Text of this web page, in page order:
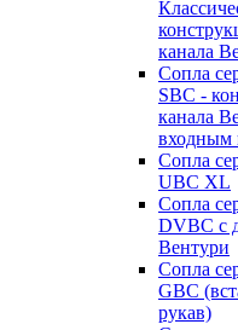
канала
Сопла
SBC -
канала
входным
Сопла
UBC XL
Сопла
DVBC с
Вентури
Сопла
GBC
рукав)